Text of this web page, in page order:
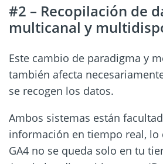
#2 – Recopilación de
multicanal y
Este cambio de paradigma y
también afecta
se recogen los datos.
Ambos sistemas están
información en tiempo real, lo
GA4 no se queda solo en tu